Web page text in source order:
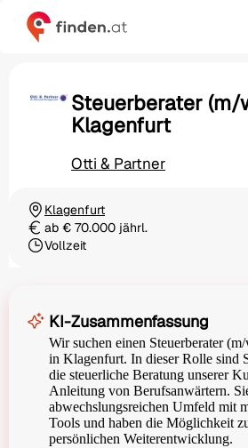
Steuerberater (m/
Klagenfurt
Otti & Partner
Ortschaft
Klagenfurt
Gehaltab € 70.000 jährl.
Beschäftigungsart
Vollzeit
KI-Zusammenfassung
Wir suchen einen Steuerberater
in Klagenfurt. In dieser Rolle sind
die steuerliche Beratung unserer
Anleitung von Berufsanwärtern.
abwechslungsreichen Umfeld mit
Tools und haben die Möglichkeit
persönlichen Weiterentwicklung.